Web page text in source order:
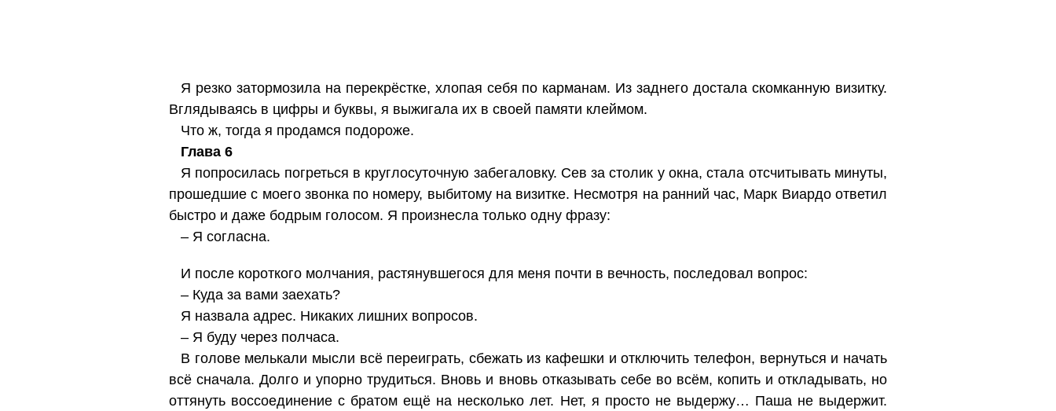
Я резко затормозила на перекрёстке, хлопая себя по карманам. Из заднего достала скомканную визитку.
Вглядываясь в цифры и буквы, я выжигала их в своей памяти клеймом.
Что ж, тогда я продамся подороже.
Глава 6
Я попросилась погреться в круглосуточную забегаловку. Сев за столик у окна, стала отсчитывать минуты,
прошедшие с моего звонка по номеру, выбитому на визитке. Несмотря на ранний час, Марк Виардо ответил
быстро и даже бодрым голосом. Я произнесла только одну фразу:
– Я согласна.
И после короткого молчания, растянувшегося для меня почти в вечность, последовал вопрос:
– Куда за вами заехать?
Я назвала адрес. Никаких лишних вопросов.
– Я буду через полчаса.
В голове мелькали мысли всё переиграть, сбежать из кафешки и отключить телефон, вернуться и начать
всё сначала. Долго и упорно трудиться. Вновь и вновь отказывать себе во всём, копить и откладывать, но
оттянуть воссоединение с братом ещё на несколько лет. Нет, я просто не выдержу… Паша не выдержит.